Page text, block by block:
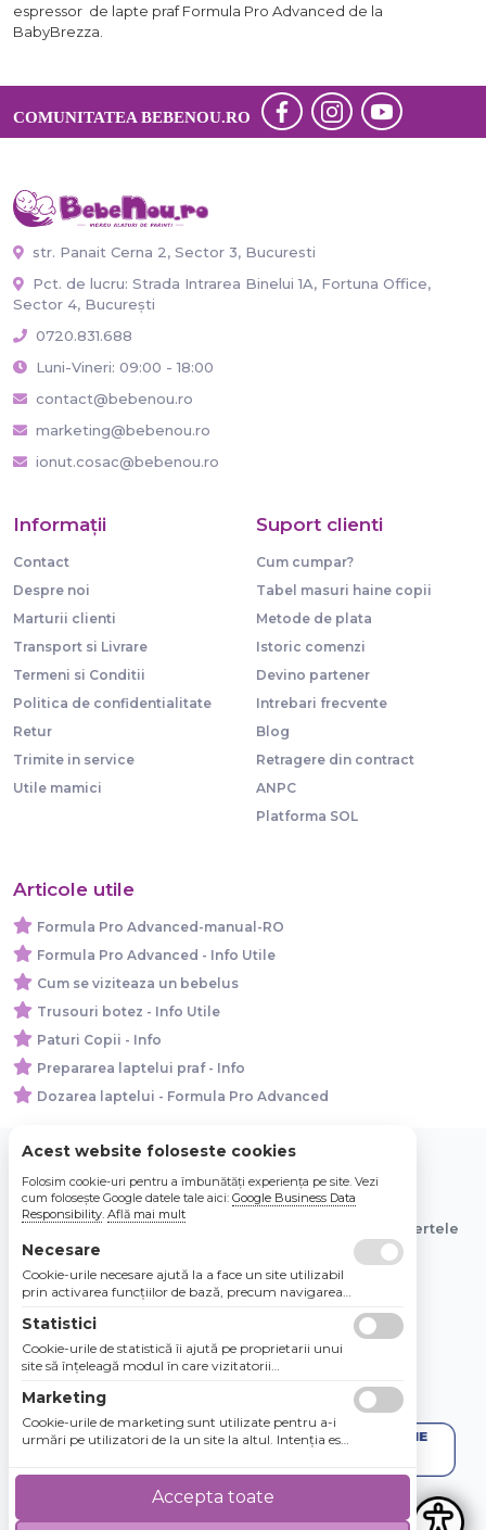
espressor de lapte praf Formula Pro Advanced de la
BabyBrezza.
COMUNITATEA BEBENOU.RO
str. Panait Cerna 2, Sector 3, Bucuresti
Pct. de lucru: Strada Intrarea Binelui 1A, Fortuna Office,
Sector 4, București
0720.831.688
Luni-Vineri: 09:00 - 18:00
contact@bebenou.ro
marketing@bebenou.ro
ionut.cosac@bebenou.ro
Informaţii
Contact
Despre noi
Marturii clienti
Transport si Livrare
Termeni si Conditii
Politica de confidentialitate
Retur
Trimite in service
Utile mamici
Suport clienti
Cum cumpar?
Tabel masuri haine copii
Metode de plata
Istoric comenzi
Devino partener
Intrebari frecvente
Blog
Retragere din contract
ANPC
Platforma SOL
Articole utile
Formula Pro Advanced-manual-RO
Formula Pro Advanced - Info Utile
Cum se viziteaza un bebelus
Trusouri botez - Info Utile
Paturi Copii - Info
Prepararea laptelui praf - Info
Dozarea laptelui - Formula Pro Advanced
© 2026 Bebe Nou Online Store SRL
Toate preturile sunt exprimate in lei si includ tva. Ofertele
sunt valabile in limita stocului disponibil.
Acest website foloseste cookies
Folosim cookie-uri pentru a îmbunătăți experiența pe site. Vezi
cum folosește Google datele tale aici: Google Business Data
Responsibility. Află mai mult
Necesare
Cookie-urile necesare ajută la a face un site utilizabil
prin activarea funcţiilor de bază, precum navigarea
Site-ul nu poate funcţiona corespunzător fără aceste
cookie-uri.
Statistici
Cookie-urile de statistică îi ajută pe proprietarii unui
site să înţeleagă modul în care vizitatorii
raportarea informaţiilor în mod anonim.
Marketing
Cookie-urile de marketing sunt utilizate pentru a-i
urmări pe utilizatori de la un site la altul. Intenţia este
utilizatorii individuali, aşadar ele sunt mai valoroase
pentru agenţiile de puiblicitate şi părţile terţe care se
Accepta toate